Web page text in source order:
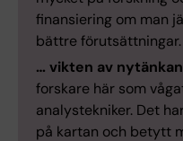
finansiering om man
bättre förutsättningar.
… vikten av
forskare här som
analystekniker. Det
på kartan och betytt